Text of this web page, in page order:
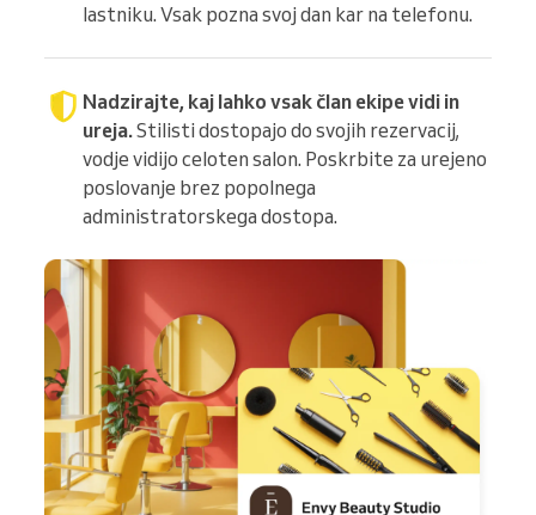
lastniku. Vsak pozna svoj dan kar na telefonu.
Nadzirajte, kaj lahko vsak član ekipe vidi in
ureja.Stilisti dostopajo do svojih rezervacij,
vodje vidijo celoten salon. Poskrbite za urejeno
poslovanje brez popolnega
administratorskega dostopa.